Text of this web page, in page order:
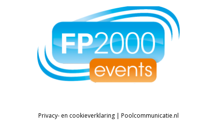
Privacy- en cookieverklaring Poolcommunicatie.nl